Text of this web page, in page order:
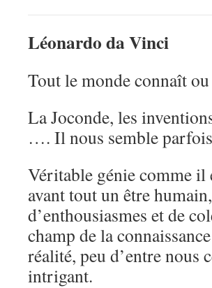
Léonardo da Vinci
Tout le monde connaît
La Joconde, les
…. Il nous semble
Véritable génie comme il
avant tout un être
d’enthousiasmes et de
champ de la
réalité, peu d’entre
intrigant.